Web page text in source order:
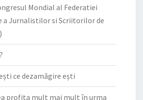
Mondial al Federatiei
Jurnalistilor si Scriitorilor de
ce dezamăgire ești
profita mult mai mult în urma